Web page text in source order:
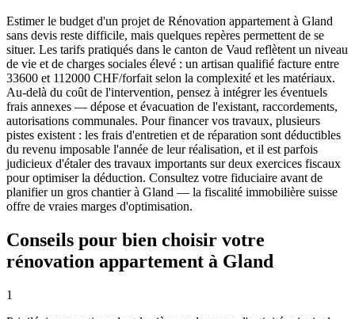
Estimer le budget d'un projet de Rénovation appartement à Gland
sans devis reste difficile, mais quelques repères permettent de se
situer. Les tarifs pratiqués dans le canton de Vaud reflètent un niveau
de vie et de charges sociales élevé : un artisan qualifié facture entre
33600 et 112000 CHF/forfait selon la complexité et les matériaux.
Au-delà du coût de l'intervention, pensez à intégrer les éventuels
frais annexes — dépose et évacuation de l'existant, raccordements,
autorisations communales. Pour financer vos travaux, plusieurs
pistes existent : les frais d'entretien et de réparation sont déductibles
du revenu imposable l'année de leur réalisation, et il est parfois
judicieux d'étaler des travaux importants sur deux exercices fiscaux
pour optimiser la déduction. Consultez votre fiduciaire avant de
planifier un gros chantier à Gland — la fiscalité immobilière suisse
offre de vraies marges d'optimisation.
Conseils pour bien choisir votre
rénovation appartement à Gland
1